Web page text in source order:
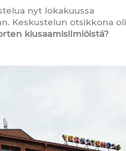
nyt lokakuussa
Keskustelun otsikkona oli
kiusaamisilmiöistä?